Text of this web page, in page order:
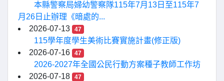
本縣警察局婦幼警察隊115年7月13日至115年7
月26日止辦理《暗處的...
2026-07-13
47
115學年度學生美術比賽實施計畫(修正版)
2026-07-16
47
2026-2027年全國公民行動方案種子教師工作坊
2026-07-18
47